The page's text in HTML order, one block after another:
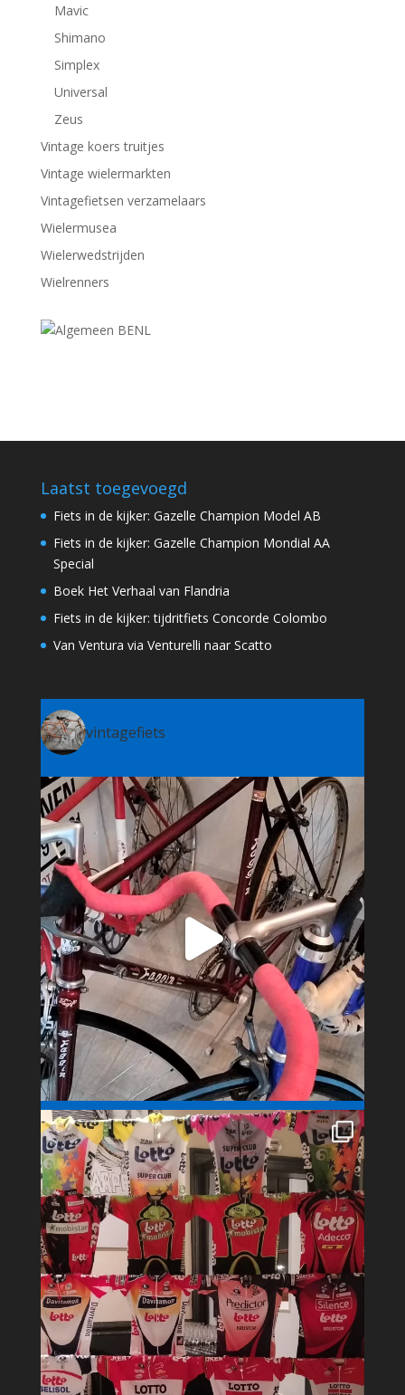
Mavic
Shimano
Simplex
Universal
Zeus
Vintage koers truitjes
Vintage wielermarkten
Vintagefietsen verzamelaars
Wielermusea
Wielerwedstrijden
Wielrenners
Laatst toegevoegd
Fiets in de kijker: Gazelle Champion Model AB
Fiets in de kijker: Gazelle Champion Mondial AA
Special
Boek Het Verhaal van Flandria
Fiets in de kijker: tijdritfiets Concorde Colombo
Van Ventura via Venturelli naar Scatto
vintagefiets